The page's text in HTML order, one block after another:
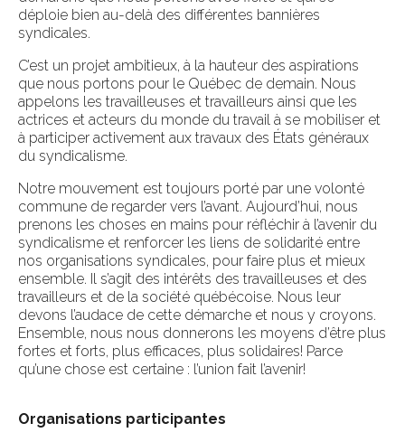
déploie bien au-delà des différentes bannières
syndicales.
C’est un projet ambitieux, à la hauteur des aspirations
que nous portons pour le Québec de demain. Nous
appelons les travailleuses et travailleurs ainsi que les
actrices et acteurs du monde du travail à se mobiliser et
à participer activement aux travaux des États généraux
du syndicalisme.
Notre mouvement est toujours porté par une volonté
commune de regarder vers l’avant. Aujourd’hui, nous
prenons les choses en mains pour réfléchir à l’avenir du
syndicalisme et renforcer les liens de solidarité entre
nos organisations syndicales, pour faire plus et mieux
ensemble. Il s’agit des intérêts des travailleuses et des
travailleurs et de la société québécoise. Nous leur
devons l’audace de cette démarche et nous y croyons.
Ensemble, nous nous donnerons les moyens d’être plus
fortes et forts, plus efficaces, plus solidaires! Parce
qu’une chose est certaine : l’union fait l’avenir!
Organisations participantes